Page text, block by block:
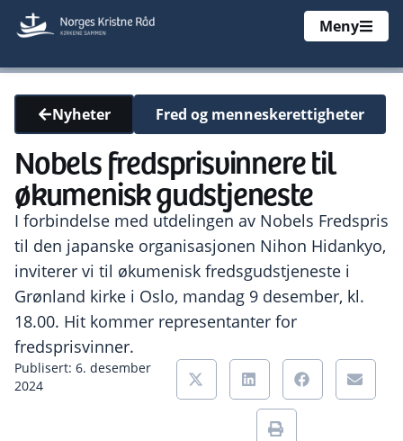
Meny
Nyheter Fred og menneskerettigheter
Nobels fredsprisvinnere til
økumenisk gudstjeneste
I forbindelse med utdelingen av Nobels Fredspris
til den japanske organisasjonen Nihon Hidankyo,
inviterer vi til økumenisk fredsgudstjeneste i
Grønland kirke i Oslo, mandag 9 desember, kl.
18.00. Hit kommer representanter for
fredsprisvinner.
Publisert: 6. desember
2024